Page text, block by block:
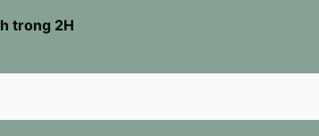
trong 2H